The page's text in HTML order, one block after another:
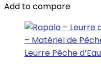
Add to compare